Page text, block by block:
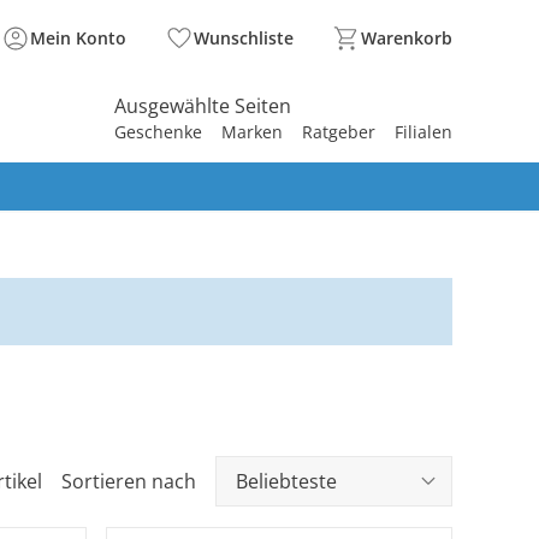
Mein Konto Wunschliste Warenkorb
Ausgewählte Seiten
Geschenke Marken Ratgeber Filialen
Sortieren nach